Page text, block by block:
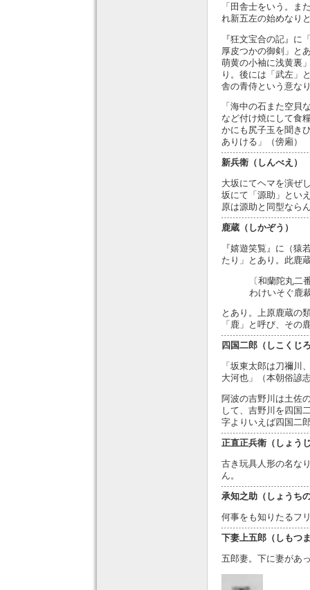
「田舎士をいう。ま
れ新五左の始めなり
『狂文宝合の記』に
厚皮つかの御剣」と
萌黄の小袖に浅黄裏
り。後には「武左」
舎の青侍という意な
「海中の石また空貝
など付け焼にして食
かにも尻子玉を聞き
ありける」（傍廂）
新兵衛（しんべえ）
大坂にてヘマを演ぜ
坂にて「源助」とい
原は源助と同型なら
鹿蔵（しかぞう）
『嬉遊笑覧』に（猿
たり」とあり。此鹿
〔和蘭陀丸
わけいそぐ鹿
とあり。上原鹿蔵の
「鹿」と呼び、その
四国二郎（しこくじ
「坂東太郎は刀禰川
大河也」（本朝俗諺
阿波の吉野川は土佐
して、吉野川を四国
字よりいえば四国二
正直正兵衛（しょう
古き玩具人形の名な
ん。
承知之助（しょうち
何事をも知りたるフ
下妻上五郎（しもつ
五郎妻。下に妻があ